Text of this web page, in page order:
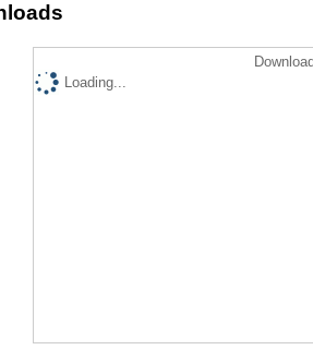
Loading...